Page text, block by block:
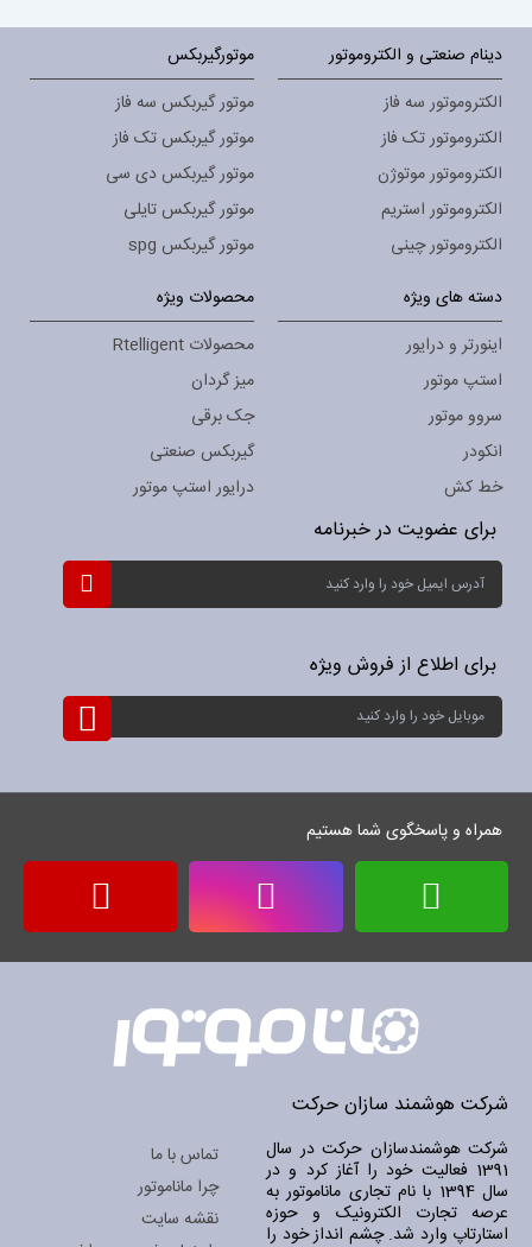
دینام صنعتی و الکتروموتور
الکتروموتور سه فاز
الکتروموتور تک فاز
الکتروموتور موتوژن
الکتروموتور استریم
الکتروموتور چینی
موتورگیربکس
موتور گیربکس سه فاز
موتور گیربکس تک فاز
موتور گیربکس دی سی
موتور گیربکس تایلی
موتور گیربکس spg
دسته های ویژه
اینورتر و درایور
استپ موتور
سروو موتور
انکودر
خط کش
محصولات ویژه
محصولات Rtelligent
میز گردان
جک برقی
گیربکس صنعتی
درایور استپ موتور
برای عضویت در خبرنامه
ثبت
برای
برای اطلاع از فروش ویژه
ثبت
برای
همراه و پاسخگوی شما هستیم
شرکت هوشمند سازان حرکت
شرکت هوشمندسازان حرکت در سال
1391 فعالیت خود را آغاز کرد و در
سال 1394 با نام تجاری ماناموتور به
عرصه تجارت الکترونیک و حوزه
استارتاپ وارد شد. چشم انداز خود را
تماس با ما
چرا ماناموتور
نقشه سایت